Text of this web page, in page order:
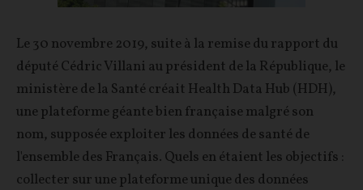
Le 30 novembre 2019, suite à la remise du rapport du
député Cédric Villani au président de la République, le
ministère de la Santé créait Health Data Hub (HDH),
une plateforme géante bien française malgré son
nom, supposée exploiter les données de santé de
l'ensemble des Français. Quels en étaient les objectifs :
collecter sur une plateforme unique des données